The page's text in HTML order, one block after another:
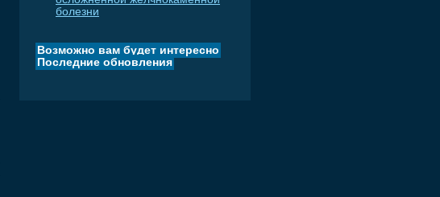
болезни
Возможно вам будет интересно
Последние обновления